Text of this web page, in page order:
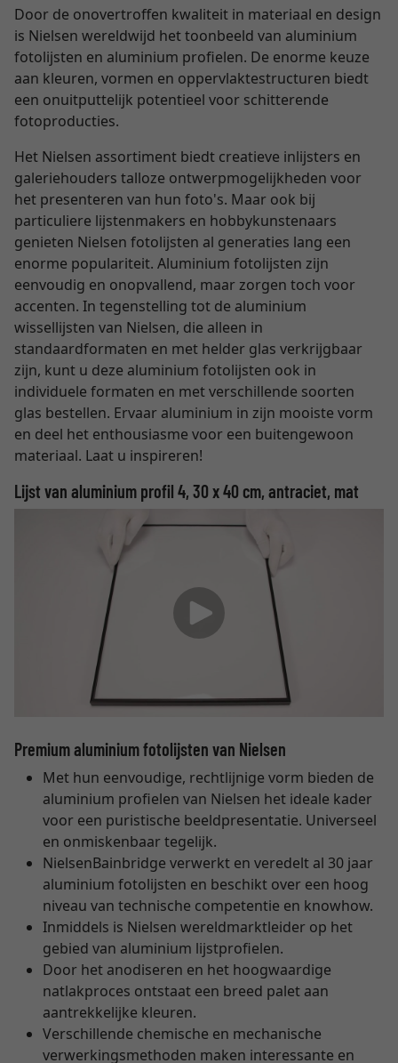
Door de onovertroffen kwaliteit in materiaal en design
is Nielsen wereldwijd het toonbeeld van aluminium
fotolijsten en aluminium profielen. De enorme keuze
aan kleuren, vormen en oppervlaktestructuren biedt
een onuitputtelijk potentieel voor schitterende
fotoproducties.
Het Nielsen assortiment biedt creatieve inlijsters en
galeriehouders talloze ontwerpmogelijkheden voor
het presenteren van hun foto's. Maar ook bij
particuliere lijstenmakers en hobbykunstenaars
genieten Nielsen fotolijsten al generaties lang een
enorme populariteit. Aluminium fotolijsten zijn
eenvoudig en onopvallend, maar zorgen toch voor
accenten. In tegenstelling tot de aluminium
wissellijsten van Nielsen, die alleen in
standaardformaten en met helder glas verkrijgbaar
zijn, kunt u deze aluminium fotolijsten ook in
individuele formaten en met verschillende soorten
glas bestellen. Ervaar aluminium in zijn mooiste vorm
en deel het enthousiasme voor een buitengewoon
materiaal. Laat u inspireren!
Lijst van aluminium profil 4, 30 x 40 cm, antraciet, mat
Premium aluminium fotolijsten van Nielsen
Met hun eenvoudige, rechtlijnige vorm bieden de
aluminium profielen van Nielsen het ideale kader
voor een puristische beeldpresentatie. Universeel
en onmiskenbaar tegelijk.
NielsenBainbridge verwerkt en veredelt al 30 jaar
aluminium fotolijsten en beschikt over een hoog
niveau van technische competentie en knowhow.
Inmiddels is Nielsen wereldmarktleider op het
gebied van aluminium lijstprofielen.
Door het anodiseren en het hoogwaardige
natlakproces ontstaat een breed palet aan
aantrekkelijke kleuren.
Verschillende chemische en mechanische
verwerkingsmethoden maken interessante en